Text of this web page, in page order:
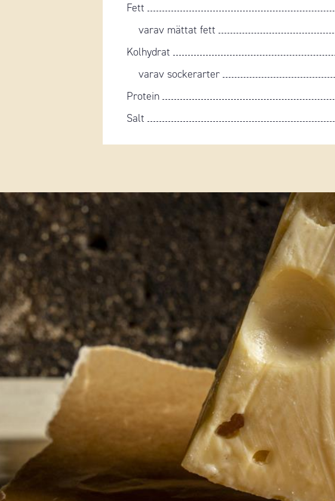
Fett
varav mättat fett
Kolhydrat
varav sockerarter
Protein
Salt